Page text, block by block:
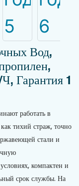
Вод,
Гарантия 1
работать в
тихий страж, точно
стали и
компактен и
срок службы. На